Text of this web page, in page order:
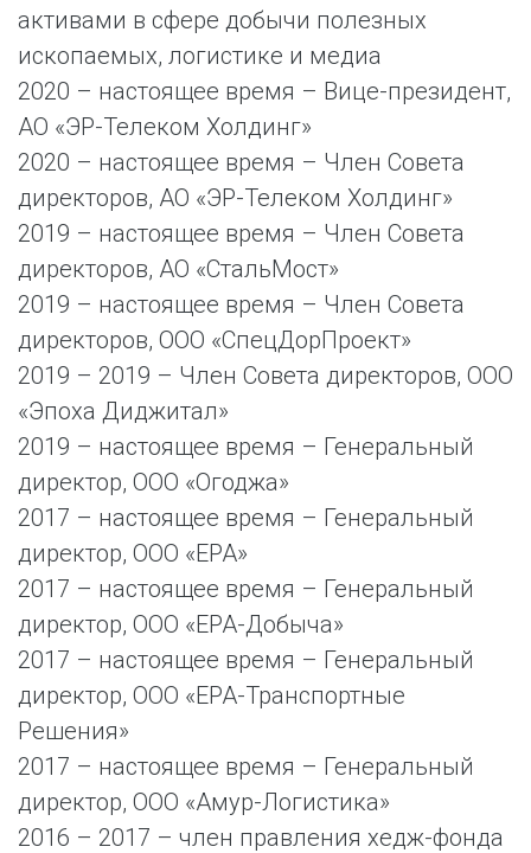
активами в сфере добычи полезных
ископаемых, логистике и медиа
2020 – настоящее время – Вице-президент,
АО «ЭР-Телеком Холдинг»
2020 – настоящее время – Член Совета
директоров, АО «ЭР-Телеком Холдинг»
2019 – настоящее время – Член Совета
директоров, АО «СтальМост»
2019 – настоящее время – Член Совета
директоров, ООО «СпецДорПроект»
2019 – 2019 – Член Совета директоров, ООО
«Эпоха Диджитал»
2019 – настоящее время – Генеральный
директор, ООО «Огоджа»
2017 – настоящее время – Генеральный
директор, ООО «ЕРА»
2017 – настоящее время – Генеральный
директор, ООО «ЕРА-Добыча»
2017 – настоящее время – Генеральный
директор, ООО «ЕРА-Транспортные
Решения»
2017 – настоящее время – Генеральный
директор, ООО «Амур-Логистика»
2016 – 2017 – член правления хедж-фонда